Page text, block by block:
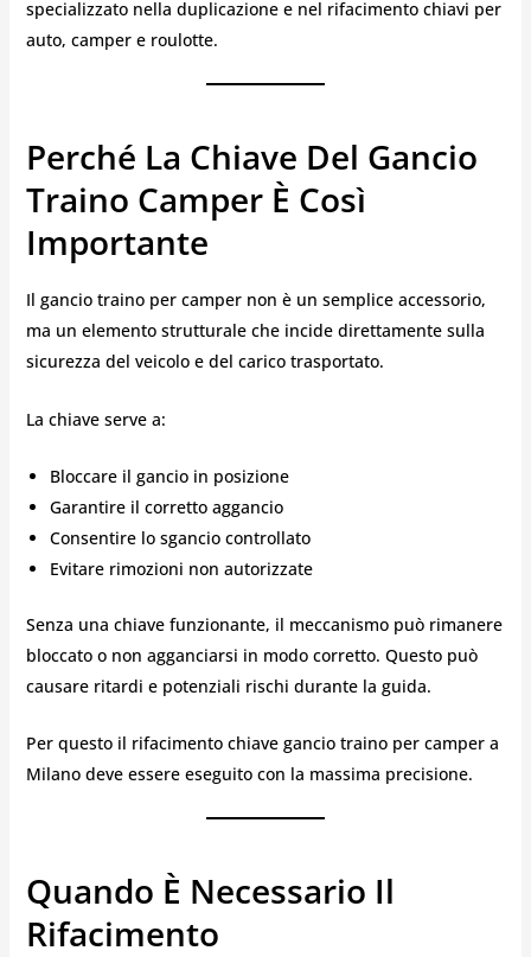
specializzato nella duplicazione e nel rifacimento chiavi per
auto, camper e roulotte.
Perché La Chiave Del Gancio
Traino Camper È Così
Importante
Il gancio traino per camper non è un semplice accessorio,
ma un elemento strutturale che incide direttamente sulla
sicurezza del veicolo e del carico trasportato.
La chiave serve a:
Bloccare il gancio in posizione
Garantire il corretto aggancio
Consentire lo sgancio controllato
Evitare rimozioni non autorizzate
Senza una chiave funzionante, il meccanismo può rimanere
bloccato o non agganciarsi in modo corretto. Questo può
causare ritardi e potenziali rischi durante la guida.
Per questo il rifacimento chiave gancio traino per camper a
Milano deve essere eseguito con la massima precisione.
Quando È Necessario Il
Rifacimento